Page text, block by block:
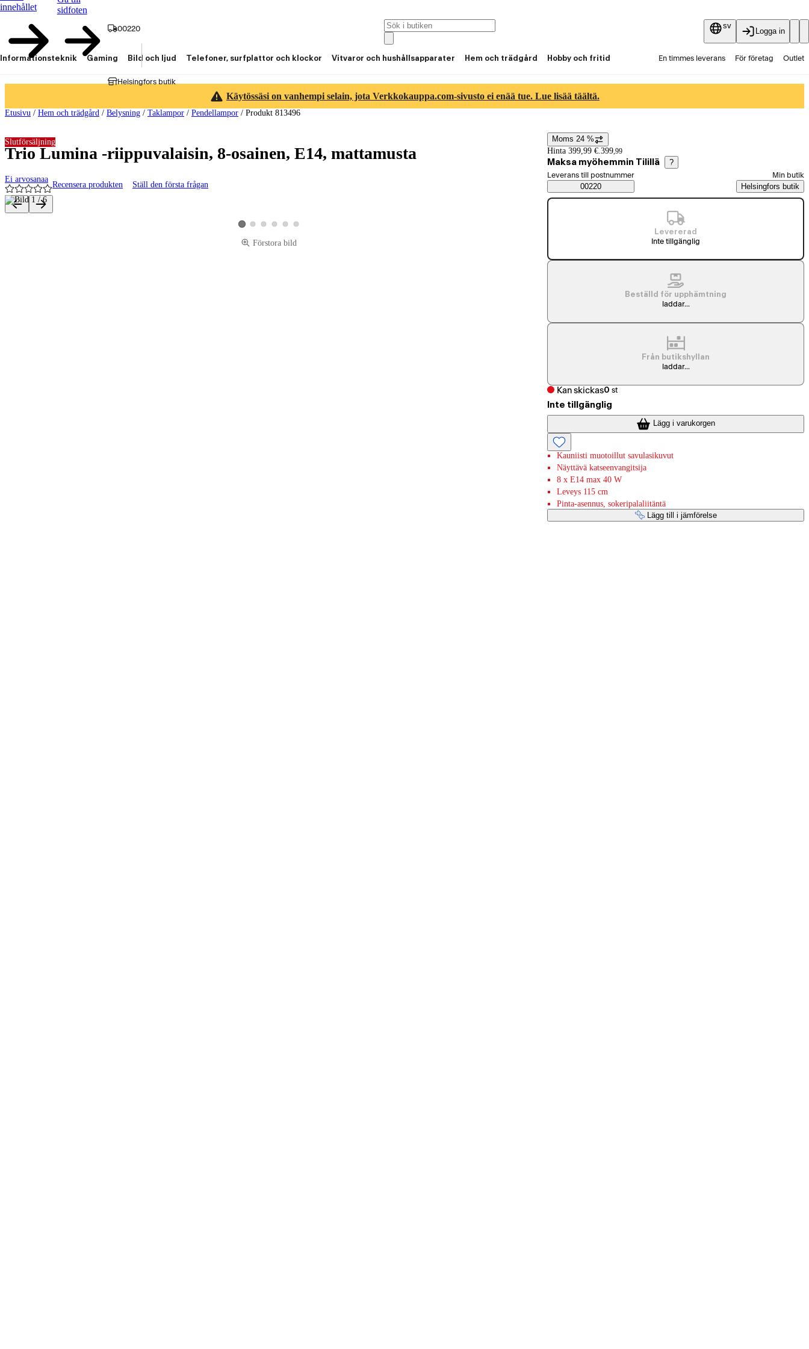
innehållet
sidfoten
00220
Helsingfors butik
sv
Logga in
Informationsteknik Gaming Bild och ljud Telefoner, surfplattor och klockor Vitvaror och hushållsapparater Hem och trädgård Hobby och fritid En timmes leverans För företag Outlet
Käytössäsi on vanhempi selain, jota Verkkokauppa.com-sivusto ei enää tue. Lue lisää täältä.
Etusivu / Hem och trädgård / Belysning / Taklampor / Pendellampor / Produkt 813496
Trio Lumina -riippuvalaisin, 8-osainen, E14, mattamusta
Ei arvosanaa
Recensera produkten Ställ den första frågan
Slutförsäljning
Produktbilder och videor
Visa produktbild 1
Visa produktbild 2
Visa produktbild 3
Visa produktbild 4
Visa produktbild 5
Visa produktbild 6
Förstora bild
Prisinformation
Moms 24 %
Hinta 399,99 €.399,99
Maksa myöhemmin Tilillä ?
Saatavuustiedot
Välj beställningssätt
Leverans till postnummer
00220
Min butik
Helsingfors butik
Levererad
Inte tillgänglig
Beställd för upphämtning
laddar...
Från butikshyllan
laddar...
Kan skickas0 st
Inte tillgänglig
Lägg i varukorgen
Kauniisti muotoillut savulasikuvut
Näyttävä katseenvangitsija
8 x E14 max 40 W
Leveys 115 cm
Pinta-asennus, sokeripalaliitäntä
Lägg till i jämförelse